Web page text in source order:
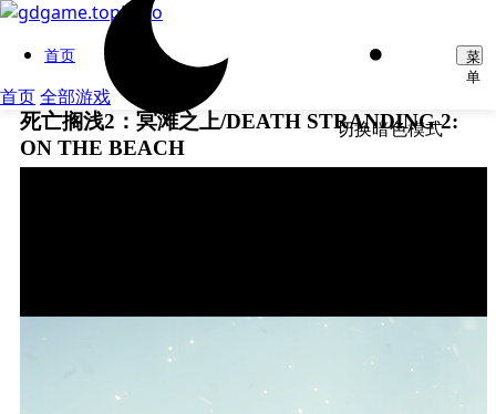
首页
首页全部游戏
切换暗色模式
菜
单
死亡搁浅2：冥滩之上/DEATH STRANDING 2:
ON THE BEACH